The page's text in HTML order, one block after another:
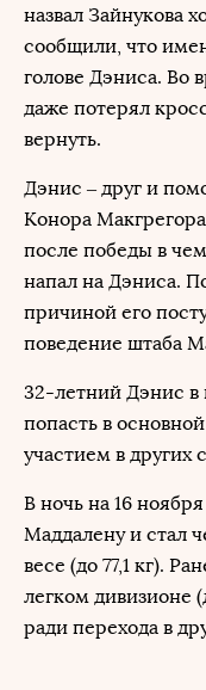
назвал Зайнукова
сообщили, что
голове Дэниса. Во
даже потерял
вернуть.
Дэнис – друг и
Конора
после победы в
напал на Дэниса.
причиной его
поведение штаба
32-летний Дэнис в
попасть в
участием в других
В ночь на 16
Маддалену и стал
весе (до 77,1 кг).
легком дивизионе
ради перехода в